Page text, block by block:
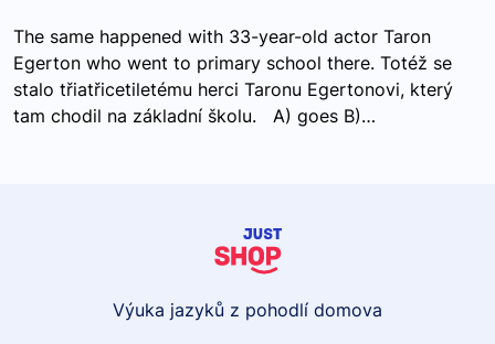
The same happened with 33-year-old actor Taron
Egerton who went to primary school there. Totéž se
stalo třiatřicetiletému herci Taronu Egertonovi, který
tam chodil na základní školu. A) goes B)…
Výuka jazyků z pohodlí domova